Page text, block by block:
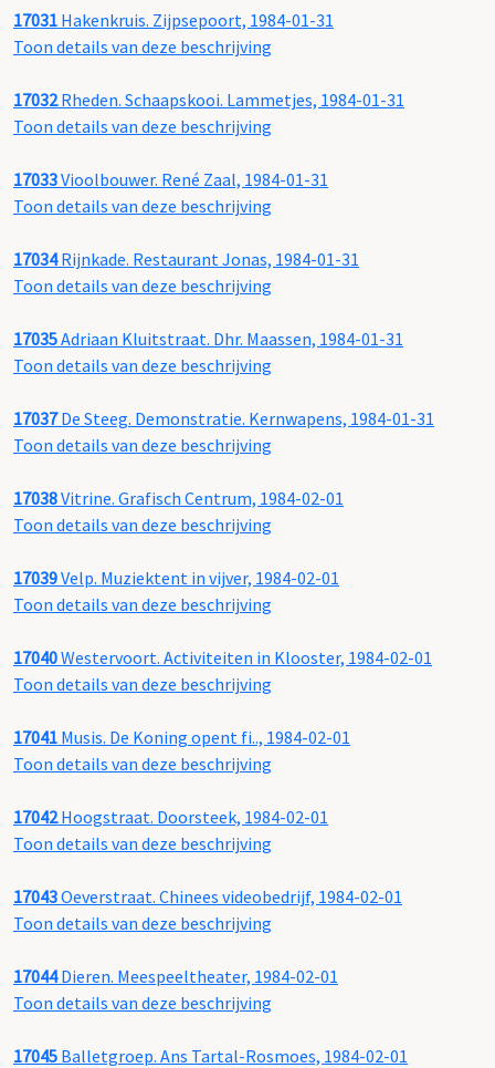
17031 Hakenkruis. Zijpsepoort, 1984-01-31
Toon details van deze beschrijving
17032Rheden. Schaapskooi. Lammetjes, 1984-01-31
Toon details van deze beschrijving
17033Vioolbouwer. René Zaal, 1984-01-31
Toon details van deze beschrijving
17034Rijnkade. Restaurant Jonas, 1984-01-31
Toon details van deze beschrijving
17035Adriaan Kluitstraat. Dhr. Maassen, 1984-01-31
Toon details van deze beschrijving
17037De Steeg. Demonstratie. Kernwapens, 1984-01-31
Toon details van deze beschrijving
17038Vitrine. Grafisch Centrum, 1984-02-01
Toon details van deze beschrijving
17039Velp. Muziektent in vijver, 1984-02-01
Toon details van deze beschrijving
17040Westervoort. Activiteiten in Klooster, 1984-02-01
Toon details van deze beschrijving
17041 Musis. De Koning opent fi.., 1984-02-01
Toon details van deze beschrijving
17042Hoogstraat. Doorsteek, 1984-02-01
Toon details van deze beschrijving
17043Oeverstraat. Chinees videobedrijf, 1984-02-01
Toon details van deze beschrijving
17044Dieren. Meespeeltheater, 1984-02-01
Toon details van deze beschrijving
17045 Balletgroep. Ans Tartal-Rosmoes, 1984-02-01